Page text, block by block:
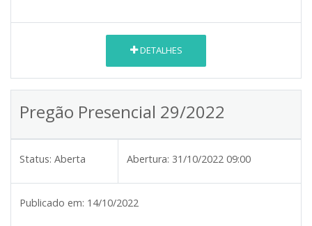
DETALHES
Pregão Presencial 29/2022
Status: Aberta Abertura: 31/10/2022 09:00
Publicado em: 14/10/2022